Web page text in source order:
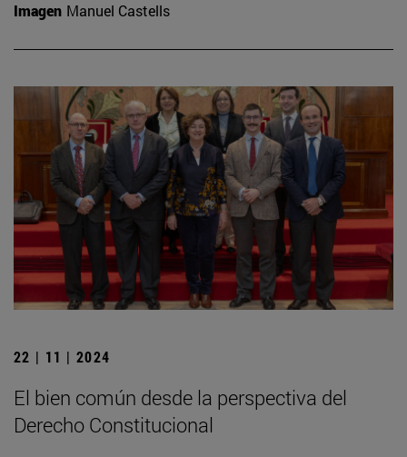
Imagen Manuel Castells
22 | 11 | 2024
El bien común desde la perspectiva del
Derecho Constitucional